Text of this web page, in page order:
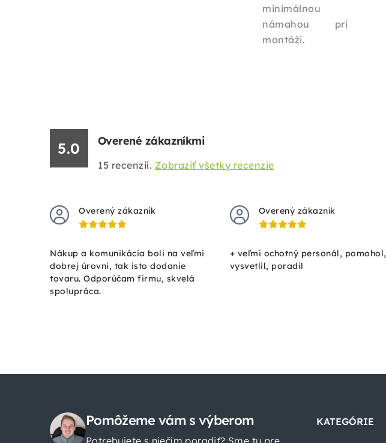
minimálnou
námahou pri
montáži.
5.0 Overené zákazníkmi
15 recenzií. Zobraziť všetky recenzie
Overený zákazník
Nákup a komunikácia boli na veľmi
dobrej úrovni, tak isto dodanie
tovaru. Odporúčam firmu, skvelá
spolupráca.
Overený zákazník
+ veľmi ochotný personál, pomohol,
vysvetlil, poradil
Pomôžeme vám s výberom KATEGÓRIE